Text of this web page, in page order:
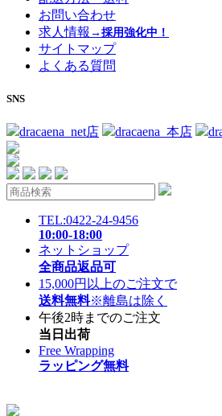
お問い合わせ
求人情報 →採用強化中！
サイトマップ
よくある質問
SNS
dracaena_net店 dracaena_本店
TEL:0422-24-9456
10:00-18:00
ネットショップ
全商品返品可
15,000円以上のご注文で
送料無料※離島は除く
午後2時までのご注文
当日出荷
Free Wrapping
ラッピング無料